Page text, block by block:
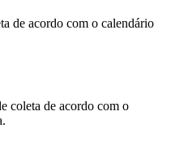
de acordo com o calendário
coleta de acordo com o